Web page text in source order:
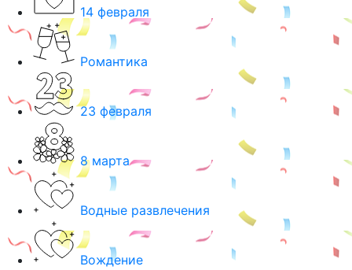
14 февраля
Романтика
23 февраля
8 марта
Водные развлечения
Вождение